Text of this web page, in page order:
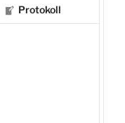
Protokoll